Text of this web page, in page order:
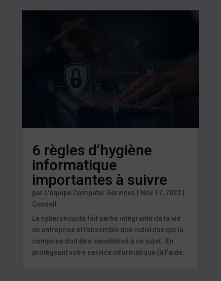
6 règles d’hygiène
informatique
importantes à suivre
par L'équipe Computer Services Nov 17, 2022|
Conseil
La cybersécurité fait partie intégrante de la vie
en entreprise et l’ensemble des individus qui la
compose doit être sensibilisé à ce sujet. En
protégeant votre service informatique (à l’aide...